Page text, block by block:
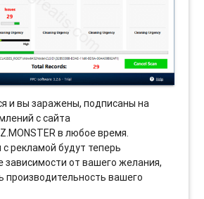
и вы заражены, подписаны на
с сайта
в любое время.
рекламой будут теперь
зависимости от вашего желания,
производительность вашего